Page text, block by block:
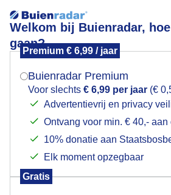
Welkom bij Buienradar,
gaan?
Premium € 6,99 / jaar
Buienradar Premium
Voor slechts € 6,99 per jaar (€
Advertentievrij en privacy
Ontvang voor min. € 40,- aan
10% donatie aan
Elk moment opzegbaar
Gratis
Naarden, 10-5-2026, Adriaan van
Mogen we je locatie
Indien je hier nog geen akkoord
verschijnt er zo een pop-up uit
Is goed, toon de